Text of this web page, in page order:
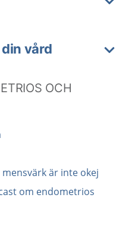
vård
OCH
är inte okej
om endometrios